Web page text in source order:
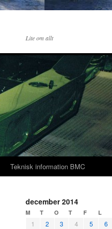
Lite om allt
Teknisk information BMC
december 2014
M T O T F L
1 2 3 4 5 6